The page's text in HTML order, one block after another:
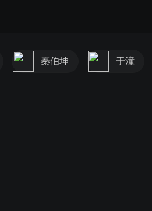
秦伯坤 于潼